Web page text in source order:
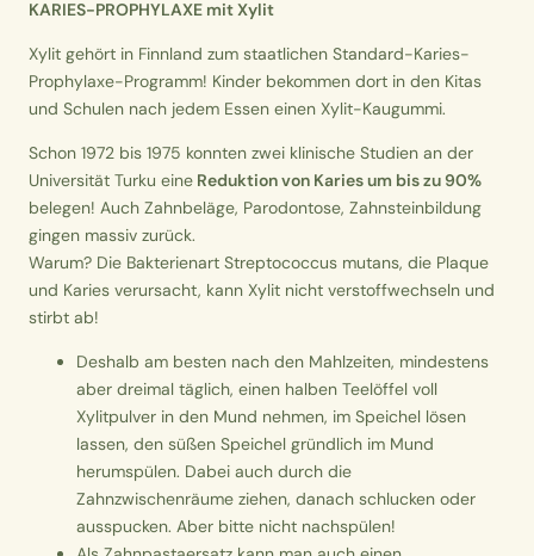
KARIES-PROPHYLAXE mit Xylit
Xylit gehört in Finnland zum staatlichen Standard-Karies-
Prophylaxe-Programm! Kinder bekommen dort in den Kitas
und Schulen nach jedem Essen einen Xylit-Kaugummi.
Schon 1972 bis 1975 konnten zwei klinische Studien an der
Universität Turku eine Reduktion von Karies um bis zu 90%
belegen! Auch Zahnbeläge, Parodontose, Zahnsteinbildung
gingen massiv zurück.
Warum? Die Bakterienart Streptococcus mutans, die Plaque
und Karies verursacht, kann Xylit nicht verstoffwechseln und
stirbt ab!
Deshalb am besten nach den Mahlzeiten, mindestens
aber dreimal täglich, einen halben Teelöffel voll
Xylitpulver in den Mund nehmen, im Speichel lösen
lassen, den süßen Speichel gründlich im Mund
herumspülen. Dabei auch durch die
Zahnzwischenräume ziehen, danach schlucken oder
ausspucken. Aber bitte nicht nachspülen!